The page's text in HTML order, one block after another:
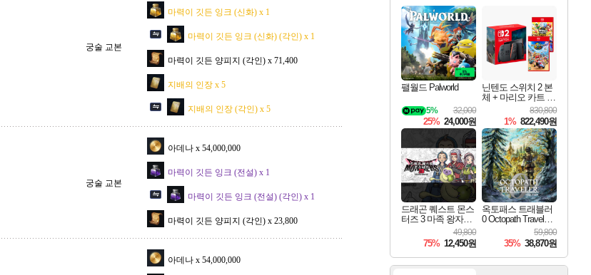
궁술 교본
마력이 깃든 잉크 (신화) x 1
마력이 깃든 잉크 (신화) (각인) x 1
마력이 깃든 양피지 (각인) x 71,400
지배의 인장 x 5
지배의 인장 (각인) x 5
궁술 교본
아데나 x 54,000,000
마력이 깃든 잉크 (전설) x 1
마력이 깃든 잉크 (전설) (각인) x 1
마력이 깃든 양피지 (각인) x 23,800
아데나 x 54,000,000
최대 90% 할인가를 만나보세요!
네이버혜택과 함께 만나보세요!
50%할인&추가 적립까지!
네이버 포인트 혜택까지!
이니&베니 혜택까지!
네이버 혜택가와 함께 예약하세요!
할인&네이버혜택으로 만나보세요!
40주년 프로모션으로 만나보세요!
할인가에 만나보세요!
일부 에디션 상시 할인!
혜택으로 예약 판매 중
편안하게 충전하세요
팰월드 Palworld
32,000
5%
25% 24,000원
닌텐도 스위치 2 본
체 + 마리오 카트 월
드 + 슈퍼 마리오 파
티 잼버리 닌텐도
스위치 2 에디션 +
잼버리 TV 번들
830,800
1% 822,490원
드래곤 퀘스트 몬스
터즈 3 마족 왕자와
엘프의 여행 Dragon
Quest Monsters The
Dark Prince
49,800
75% 12,450원
옥토패스 트래블러
0 Octopath Traveler
59,800
35% 38,870원